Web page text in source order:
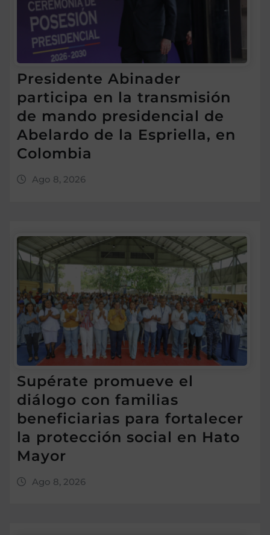
Presidente Abinader
participa en la transmisión
de mando presidencial de
Abelardo de la Espriella, en
Colombia
Ago 8, 2026
Supérate promueve el
diálogo con familias
beneficiarias para fortalecer
la protección social en Hato
Mayor
Ago 8, 2026